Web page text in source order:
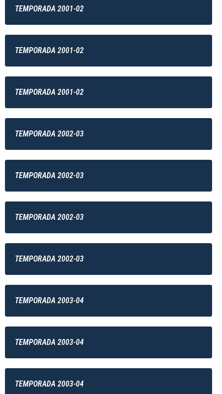
TEMPORADA 2001-02
TEMPORADA 2001-02
TEMPORADA 2001-02
TEMPORADA 2002-03
TEMPORADA 2002-03
TEMPORADA 2002-03
TEMPORADA 2002-03
TEMPORADA 2003-04
TEMPORADA 2003-04
TEMPORADA 2003-04